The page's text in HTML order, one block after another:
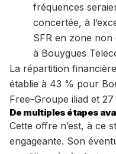
fréquences
concertée, à
SFR en zone non
à Bouygues
La répartition
établie à 43 % pour
Free-Groupe iliad et
De multiples étapes
Cette offre n’est, à ce
engageante. Son